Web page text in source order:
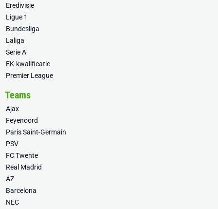
Eredivisie
Ligue 1
Bundesliga
Laliga
Serie A
EK-kwalificatie
Premier League
Teams
Ajax
Feyenoord
Paris Saint-Germain
PSV
FC Twente
Real Madrid
AZ
Barcelona
NEC